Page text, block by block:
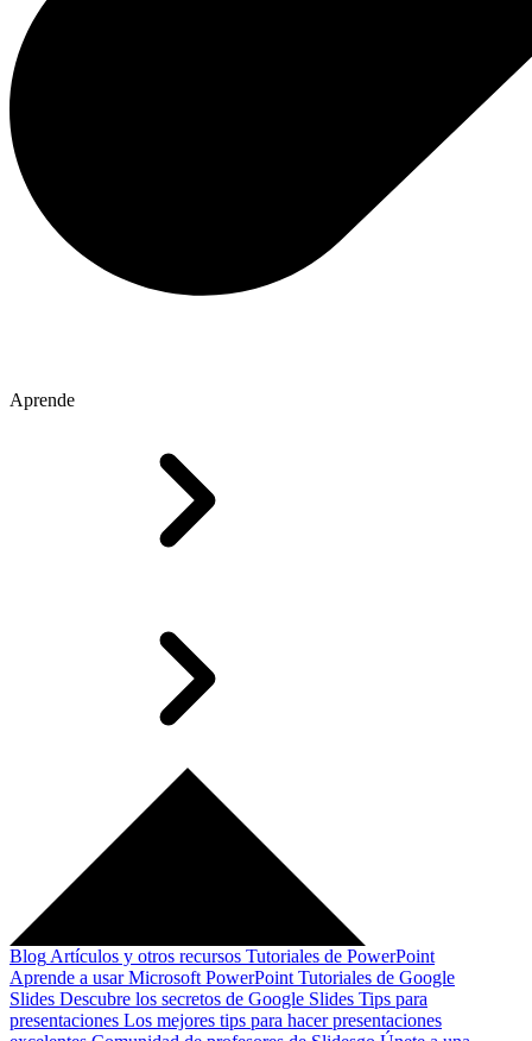
Aprende
Blog Artículos y otros recursos Tutoriales de PowerPoint
Aprende a usar Microsoft PowerPoint Tutoriales de Google
Slides Descubre los secretos de Google Slides Tips para
presentaciones Los mejores tips para hacer presentaciones